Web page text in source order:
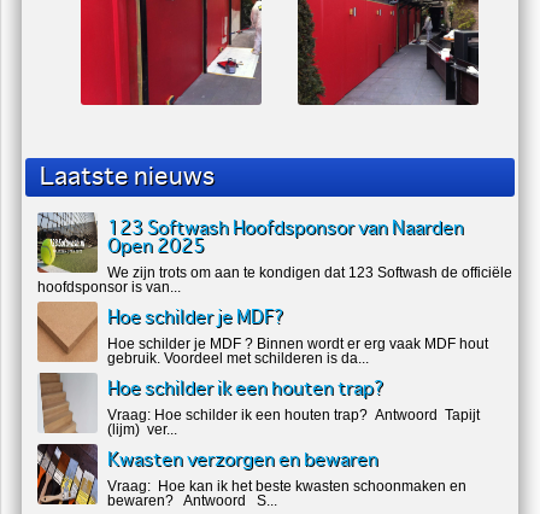
Laatste nieuws
123 Softwash Hoofdsponsor van Naarden
Open 2025
We zijn trots om aan te kondigen dat 123 Softwash de officiële
hoofdsponsor is van...
Hoe schilder je MDF?
Hoe schilder je MDF ? Binnen wordt er erg vaak MDF hout
gebruik. Voordeel met schilderen is da...
Hoe schilder ik een houten trap?
Vraag: Hoe schilder ik een houten trap? Antwoord Tapijt
(lijm) ver...
Kwasten verzorgen en bewaren
Vraag: Hoe kan ik het beste kwasten schoonmaken en
bewaren? Antwoord S...